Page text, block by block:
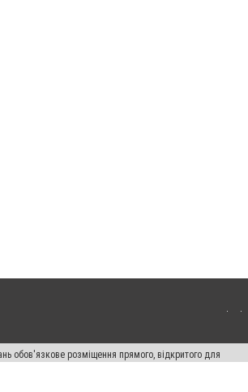
обов'язкове розміщення прямого, відкритого для